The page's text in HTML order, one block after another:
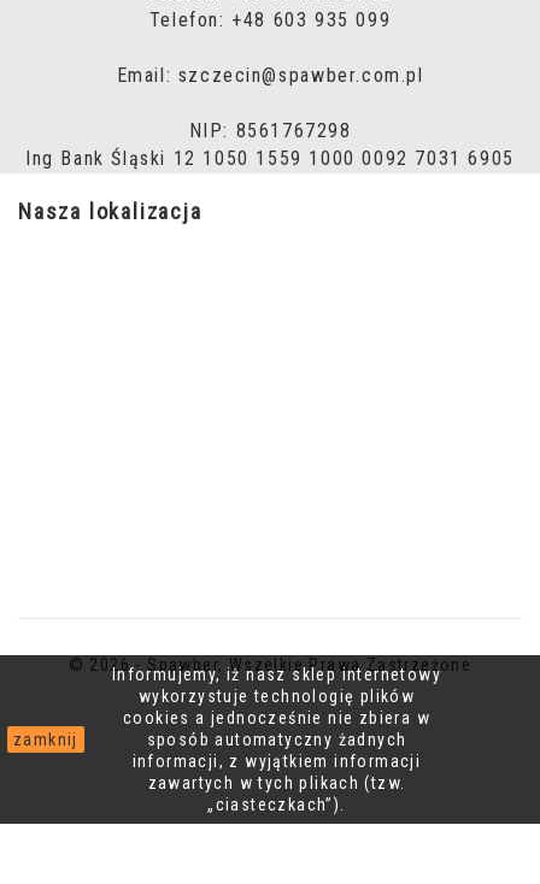
zamknij
Informujemy, iż nasz sklep internetowy
wykorzystuje technologię plików
cookies a jednocześnie nie zbiera w
sposób automatyczny żadnych
informacji, z wyjątkiem informacji
zawartych w tych plikach (tzw.
„ciasteczkach”).
Telefon: +48 603 935 099
Email: szczecin@spawber.com.pl
NIP: 8561767298
Ing Bank Śląski 12 1050 1559 1000 0092 7031 6905
Nasza lokalizacja
© 2026 - Spawber, Wszelkie Prawa Zastrzeżone